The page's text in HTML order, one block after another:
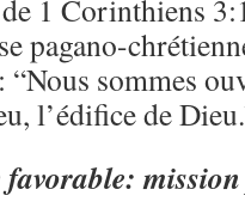
1 Corinthiens
pagano-
sommes
l’édifice de